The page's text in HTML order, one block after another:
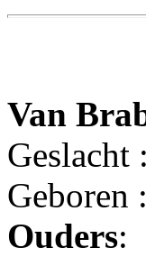
Van
Geslacht
Geboren
Ouders: